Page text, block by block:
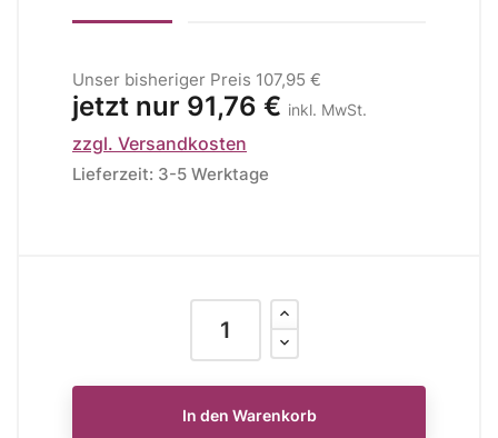
Unser bisheriger Preis 107,95 €
jetzt nur 91,76 € inkl. MwSt.
zzgl. Versandkosten
Lieferzeit: 3-5 Werktage
In den Warenkorb